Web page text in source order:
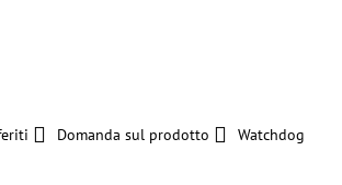
Domanda sul prodotto
Watchdog